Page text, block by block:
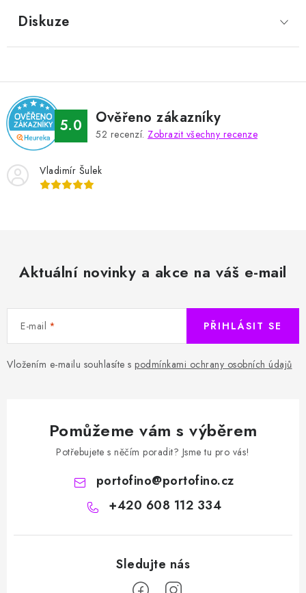
Diskuze
5.0 Ověřeno zákazníky
52 recenzí. Zobrazit všechny recenze
Vladimír Šulek
Aktuální novinky a akce na váš e-mail
E-mail
Vložením e-mailu souhlasíte s podmínkami ochrany osobních údajů
PŘIHLÁSIT SE
Pomůžeme vám s výběrem
Potřebujete s něčím poradit? Jsme tu pro vás!
portofino@portofino.cz
+420 608 112 334